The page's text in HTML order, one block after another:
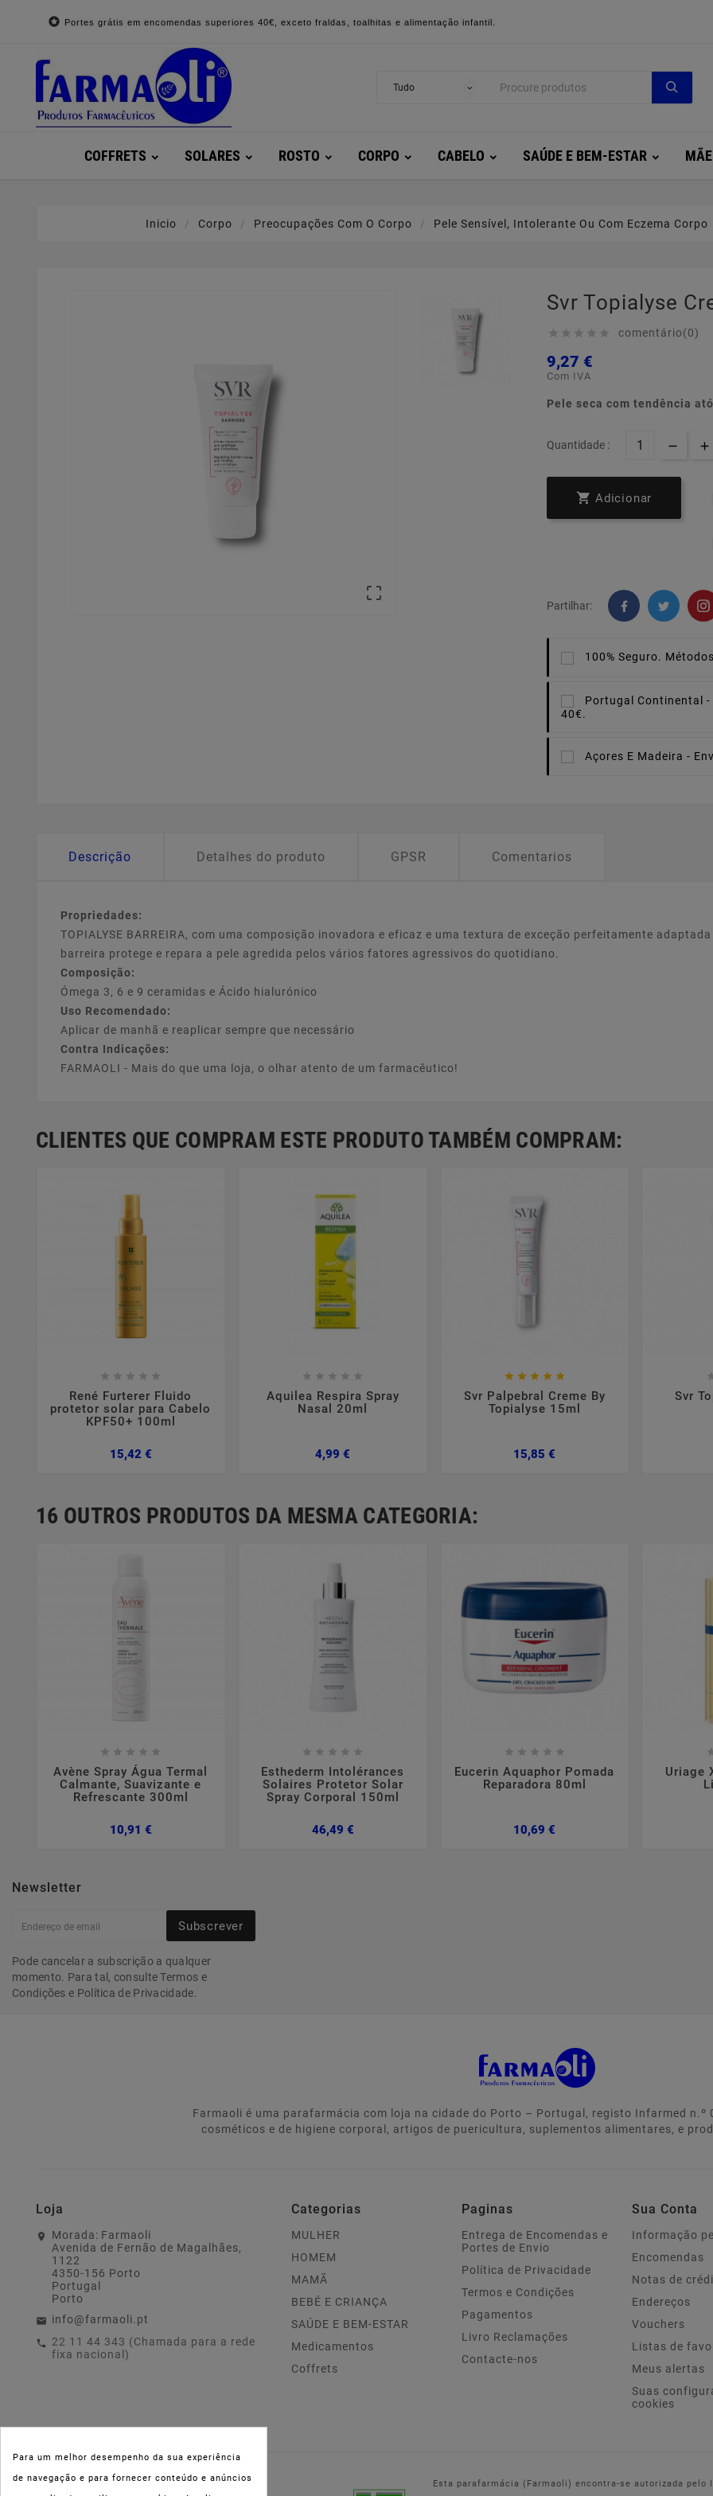
 Portes grátis em encomendas superiores 40€, exceto fraldas, toalhitas e alimentação infantil.
COFFRETS SOLARES ROSTO CORPO CABELO SAÚDE E BEM-ESTAR
Inicio Corpo Preocupações Com O Corpo Pele Sensível, Intolerante Ou Com Eczema Corpo

Svr Topialyse
     comentário(0)
9,27 €
Com IVA
Pele seca com tendência
Quantidade :
 Adicionar
Partilhar:
100% Seguro.
Portugal Continental -
40€.
Açores E Madeira -
Descrição Detalhes do produto GPSR Comentarios
Propriedades:
TOPIALYSE BARREIRA, com uma composição inovadora e eficaz e uma textura de exceção perfeitamente
barreira protege e repara a pele agredida pelos vários fatores agressivos do quotidiano.
Composição:
Ómega 3, 6 e 9 ceramidas e Ácido hialurónico
Uso Recomendado:
Aplicar de manhã e reaplicar sempre que necessário
Contra Indicações:
FARMAOLI - Mais do que uma loja, o olhar atento de um farmacêutico!
CLIENTES QUE COMPRAM ESTE PRODUTO TAMBÉM COMPRAM:
    
René Furterer Fluido
protetor solar para Cabelo
KPF50+ 100ml
15,42 €Preço
    
Aquilea Respira Spray
Nasal 20ml
4,99 €
 
    
Svr Palpebral Creme By
Topialyse 15ml
15,85 €
Svr
16 OUTROS PRODUTOS DA MESMA CATEGORIA:
    
Avène Spray Água Termal
Calmante, Suavizante e
Refrescante 300ml
10,91 €Preço
    
Esthederm Intolérances
Solaires Protetor Solar
Spray Corporal 150ml
46,49 €Preço
    
Eucerin Aquaphor Pomada
Reparadora 80ml
10,69 €
Uriage
Newsletter
Subscrever
Pode cancelar a subscrição a qualquer
momento. Para tal, consulte Termos e
Condições e Política de Privacidade.
Farmaoli é uma parafarmácia com loja na cidade do Porto – Portugal, registo Infarmed n.º
cosméticos e de higiene corporal, artigos de puericultura, suplementos alimentares, e
Loja
Morada: Farmaoli
Avenida de Fernão de Magalhães,
1122
4350-156 Porto
Portugal
Porto
info@farmaoli.pt
22 11 44 343 (Chamada para a rede
fixa nacional)
Categorias
MULHER
HOMEM
MAMÃ
BEBÉ E CRIANÇA
SAÚDE E BEM-ESTAR
Medicamentos
Coffrets
Paginas
Entrega de Encomendas e
Portes de Envio
Política de Privacidade
Termos e Condições
Pagamentos
Livro Reclamações
Contacte-nos
Sua Conta
Informação
Encomendas
Notas de
Endereços
Vouchers
Listas de
Meus alertas
Suas
cookies
NIPC: 515 801 216
Esta parafarmácia (Farmaoli) encontra-se autorizada pelo
Para um melhor desempenho da sua experiência
de navegação e para fornecer conteúdo e anúncios